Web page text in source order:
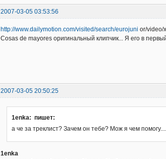
2007-03-05 03:53:56
http://www.dailymotion.com/visited/search/eurojuni or/video/
Cosas de mayores оригинальный клипчик... Я его в
2007-03-05 20:50:25
1enka: пишет:
а че за треклист? Зачем он тебе? Мож я чем помогу....
1enka